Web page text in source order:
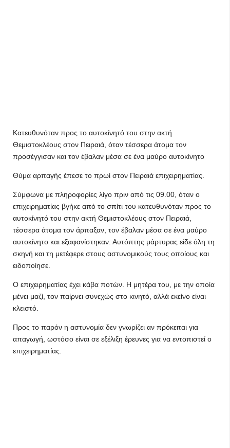
Κατευθυνόταν προς το αυτοκίνητό του στην ακτή
Θεμιστοκλέους στον Πειραιά, όταν τέσσερα άτομα τον
προσέγγισαν και τον έβαλαν μέσα σε ένα μαύρο αυτοκίνητο
Θύμα αρπαγής έπεσε το πρωί στον Πειραιά επιχειρηματίας.
Σύμφωνα με πληροφορίες λίγο πριν από τις 09.00, όταν ο
επιχειρηματίας βγήκε από το σπίτι του κατευθυνόταν προς το
αυτοκίνητό του στην ακτή Θεμιστοκλέους στον Πειραιά,
τέσσερα άτομα τον άρπαξαν, τον έβαλαν μέσα σε ένα μαύρο
αυτοκίνητο και εξαφανίστηκαν. Αυτόπτης μάρτυρας είδε όλη τη
σκηνή και τη μετέφερε στους αστυνομικούς τους οποίους και
ειδοποίησε.
Ο επιχειρηματίας έχει κάβα ποτών. Η μητέρα του, με την οποία
μένει μαζί, τον παίρνει συνεχώς στο κινητό, αλλά εκείνο είναι
κλειστό.
Προς το παρόν η αστυνομία δεν γνωρίζει αν πρόκειται για
απαγωγή, ωστόσο είναι σε εξέλιξη έρευνες για να εντοπιστεί ο
επιχειρηματίας.